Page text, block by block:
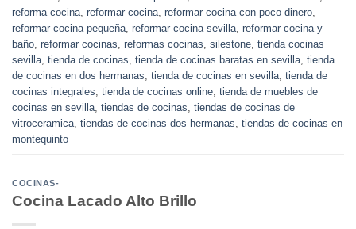
reforma cocina, reformar cocina, reformar cocina con poco dinero,
reformar cocina pequeña, reformar cocina sevilla, reformar cocina y
baño, reformar cocinas, reformas cocinas, silestone, tienda cocinas
sevilla, tienda de cocinas, tienda de cocinas baratas en sevilla, tienda
de cocinas en dos hermanas, tienda de cocinas en sevilla, tienda de
cocinas integrales, tienda de cocinas online, tienda de muebles de
cocinas en sevilla, tiendas de cocinas, tiendas de cocinas de
vitroceramica, tiendas de cocinas dos hermanas, tiendas de cocinas en
montequinto
COCINAS-
Cocina Lacado Alto Brillo